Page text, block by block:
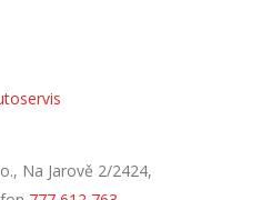
Na Jarově 2/2424,